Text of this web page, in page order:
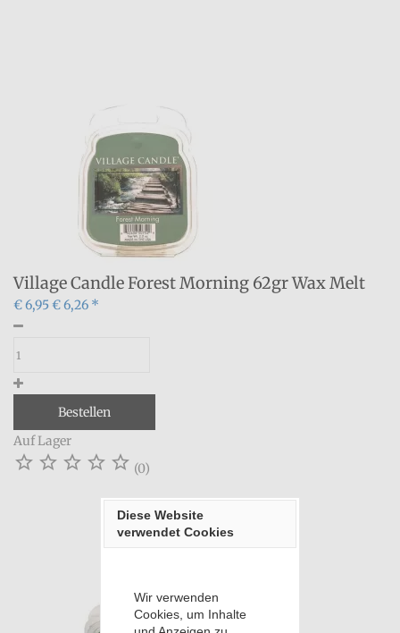
Village Candle Forest Morning 62gr Wax Melt
€ 6,95€ 6,26 *
Bestellen
Auf Lager
     (0)
Diese Website
verwendet Cookies
Wir verwenden
Cookies, um Inhalte